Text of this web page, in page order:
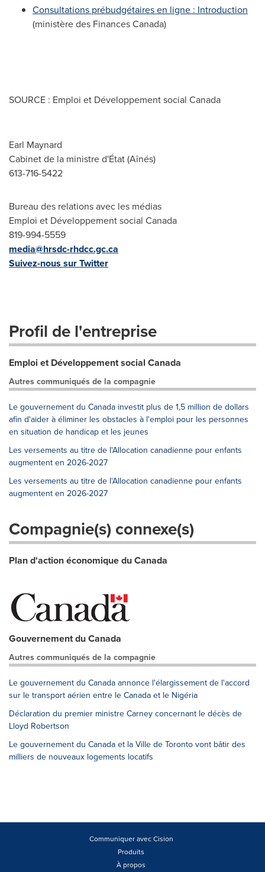
Consultations prébudgétaires en ligne : Introduction
(ministère des Finances Canada)
SOURCE : Emploi et Développement social Canada
Earl Maynard
Cabinet de la ministre d'État (Aînés)
613-716-5422
Bureau des relations avec les médias
Emploi et Développement social Canada
819-994-5559
media@hrsdc-rhdcc.gc.ca
Suivez-nous sur Twitter
Profil de l'entreprise
Emploi et Développement social Canada
Autres communiqués de la compagnie
Le gouvernement du Canada investit plus de 1,5 million de dollars
afin d'aider à éliminer les obstacles à l'emploi pour les personnes
en situation de handicap et les jeunes
Les versements au titre de l'Allocation canadienne pour enfants
augmentent en 2026-2027
Les versements au titre de l'Allocation canadienne pour enfants
augmentent en 2026-2027
Compagnie(s) connexe(s)
Plan d'action économique du Canada
Gouvernement du Canada
Autres communiqués de la compagnie
Le gouvernement du Canada annonce l'élargissement de l'accord
sur le transport aérien entre le Canada et le Nigéria
Déclaration du premier ministre Carney concernant le décès de
Lloyd Robertson
Le gouvernement du Canada et la Ville de Toronto vont bâtir des
milliers de nouveaux logements locatifs
Communiquer avec Cision
Produits
À propos